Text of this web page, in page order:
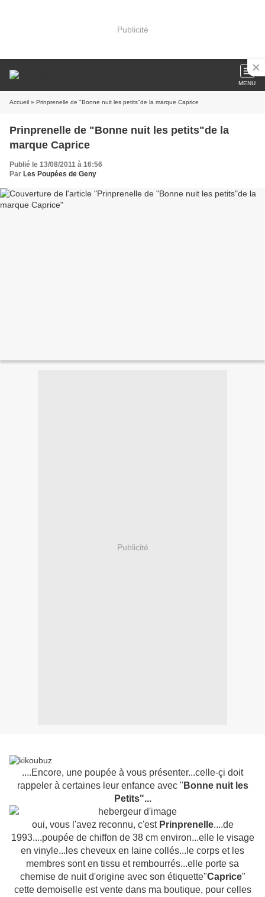
Publicité
MENU
Accueil » Prinprenelle de "Bonne nuit les petits"de la marque Caprice
Prinprenelle de "Bonne nuit les petits"de la
marque Caprice
Publié le 13/08/2011 à 16:56
Par Les Poupées de Geny
Publicité
....Encore, une poupée à vous présenter...celle-çi doit
rappeler à certaines leur enfance avec " Bonne nuit les
Petits"...
oui, vous l'avez reconnu, c'est Prinprenelle....de
1993....poupée de chiffon de 38 cm environ...elle le visage
en vinyle...les cheveux en laine collés...le corps et les
membres sont en tissu et rembourrés...elle porte sa
chemise de nuit d'origine avec son étiquette"Caprice"
cette demoiselle est vente dans ma boutique, pour celles